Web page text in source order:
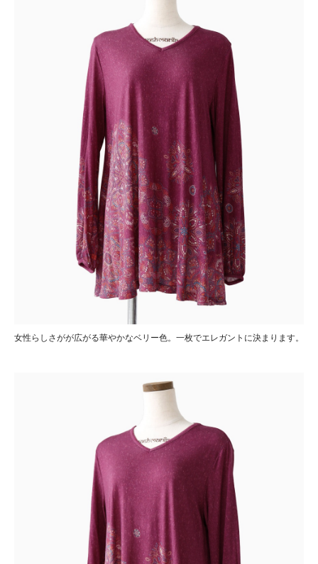
女性らしさがが広がる華やかなベリー色。一枚でエレガントに決まります。